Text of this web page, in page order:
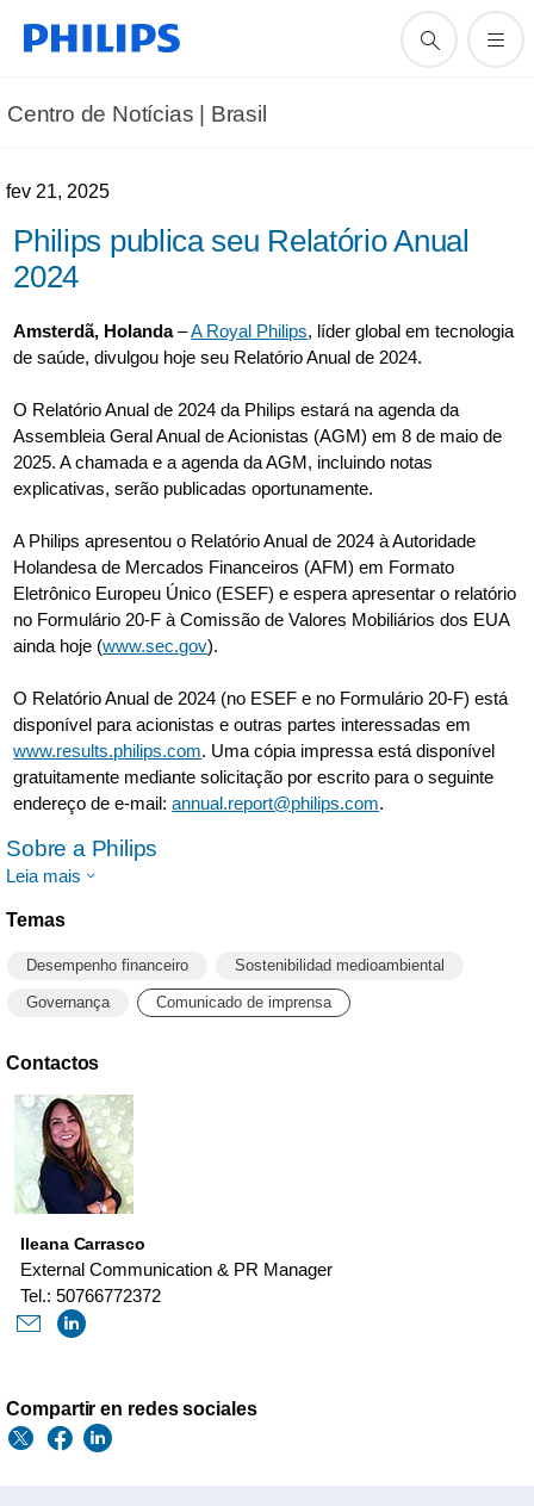
Centro de Notícias | Brasil
fev 21, 2025
Philips publica seu Relatório Anual
2024
Amsterdã, Holanda–A Royal Philips, líder global em tecnologia
de saúde, divulgou hoje seu Relatório Anual de 2024.
O Relatório Anual de 2024 da Philips estará na agenda da
Assembleia Geral Anual de Acionistas (AGM) em 8 de maio de
2025. A chamada e a agenda da AGM, incluindo notas
explicativas, serão publicadas oportunamente.
A Philips apresentou o Relatório Anual de 2024 à Autoridade
Holandesa de Mercados Financeiros (AFM) em Formato
Eletrônico Europeu Único (ESEF) e espera apresentar o relatório
no Formulário 20-F à Comissão de Valores Mobiliários dos EUA
ainda hoje (www.sec.gov).
O Relatório Anual de 2024 (no ESEF e no Formulário 20-F) está
disponível para acionistas e outras partes interessadas em
www.results.philips.com. Uma cópia impressa está disponível
gratuitamente mediante solicitação por escrito para o seguinte
endereço de e-mail:annual.report@philips.com.
Sobre a Philips
Leia mais
Temas
Desempenho financeiro Sostenibilidad medioambiental
Governança Comunicado de imprensa
Contactos
Ileana Carrasco
External Communication & PR Manager
Tel.: 50766772372
Compartir en redes sociales